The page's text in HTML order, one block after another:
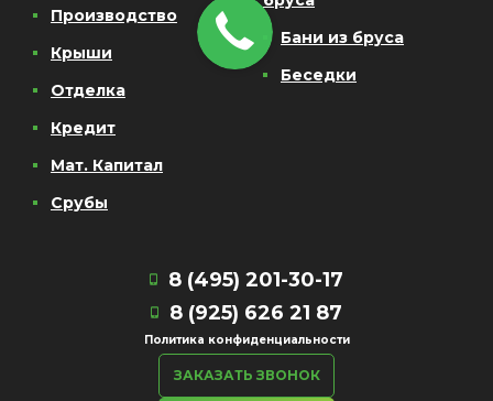
Производство
Крыши
Отделка
Кредит
Мат. Капитал
Срубы
Бани из бруса
Беседки
8 (495) 201-30-17
8 (925) 626 21 87
Политика конфиденциальности
ЗАКАЗАТЬ ЗВОНОК